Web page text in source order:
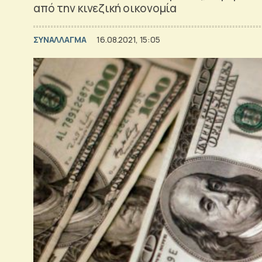
από την κινεζική οικονομία
ΣΥΝΑΛΛΑΓΜΑ 16.08.2021, 15:05